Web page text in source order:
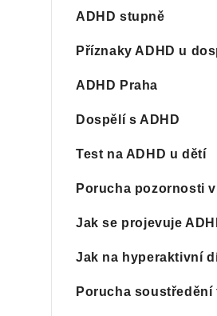
ADHD stupně
Příznaky ADHD u
ADHD Praha
Dospělí s ADHD
Test na ADHD u dětí
Porucha pozornosti
Jak se projevuje
Jak na hyperaktivní
Porucha soustředění